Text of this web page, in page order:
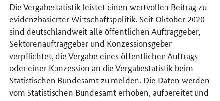
Die Vergabestatistik leistet einen wertvollen Beitrag zu
evidenzbasierter Wirtschaftspolitik. Seit Oktober 2020
sind deutschlandweit alle öffentlichen Auftraggeber,
Sektorenauftraggeber und Konzessionsgeber
verpflichtet, die Vergabe eines öffentlichen Auftrags
oder einer Konzession an die Vergabestatistik beim
Statistischen Bundesamt zu melden. Die Daten werden
vom Statistischen Bundesamt erhoben, aufbereitet und